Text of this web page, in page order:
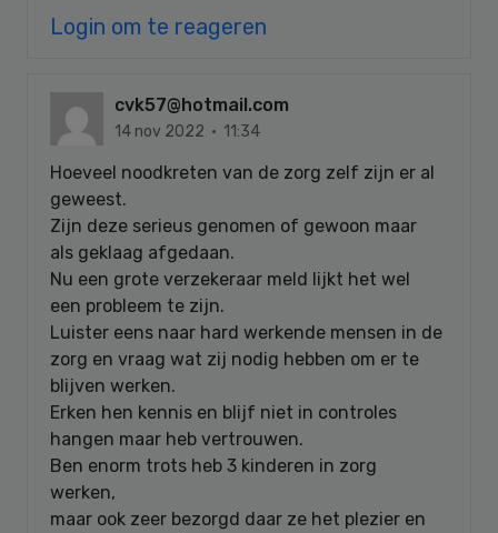
Login om te reageren
cvk57@hotmail.com
14 nov 2022 · 11:34
Hoeveel noodkreten van de zorg zelf zijn er al
geweest.
Zijn deze serieus genomen of gewoon maar
als geklaag afgedaan.
Nu een grote verzekeraar meld lijkt het wel
een probleem te zijn.
Luister eens naar hard werkende mensen in de
zorg en vraag wat zij nodig hebben om er te
blijven werken.
Erken hen kennis en blijf niet in controles
hangen maar heb vertrouwen.
Ben enorm trots heb 3 kinderen in zorg
werken,
maar ook zeer bezorgd daar ze het plezier en